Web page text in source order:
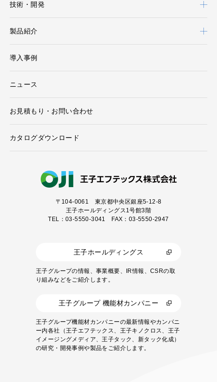
〒104-0061 東京都中央区銀座5-12-8
王子ホールディングス1号館3階
TEL：03-5550-3041 FAX：03-5550-2947
王子ホールディングス
王子グループの情報、事業概要、IR情報、CSRの取
り組みなどをご紹介します。
王子グループ 機能材カンパニー
王子グループ機能材カンパニーの最新情報やカンパニ
ー内各社（王子エフテックス、王子キノクロス、王子
イメージングメディア、王子タック、新タック化成）
の研究・開発事例や製品をご紹介します。
技術・開発
製品紹介
導入事例
ニュース
お見積もり・お問い合わせ
カタログダウンロード